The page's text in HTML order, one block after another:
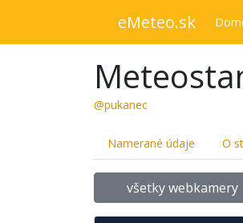
eMeteo.sk
@pukanec
Namerané údaje O
všetky webkamery